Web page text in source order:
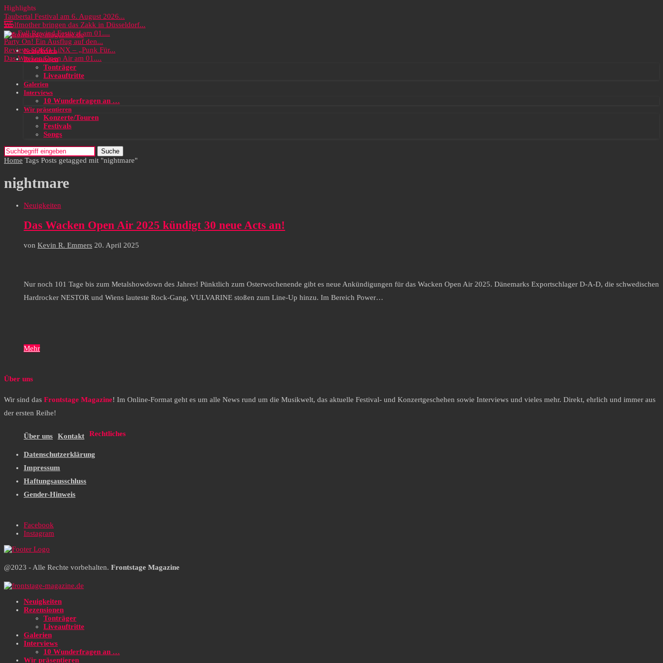
Highlights
Taubertal Festival am 6. August 2026...
Wolfmother bringen das Zakk in Düsseldorf...
Das Full Rewind Festival am 01....
Party On! Ein Ausflug auf den...
Review: SOKO LiNX – „Punk Für...
Das Wacken Open Air am 01....
Neuigkeiten
Rezensionen
Tonträger
Liveauftritte
Galerien
Interviews
10 Wunderfragen an …
Wir präsentieren
Konzerte/Touren
Festivals
Songs
Suche
Home Tags Posts getagged mit "nightmare"
nightmare
Neuigkeiten
Das Wacken Open Air 2025 kündigt 30 neue Acts an!
von Kevin R. Emmers 20. April 2025
Nur noch 101 Tage bis zum Metalshowdown des Jahres! Pünktlich zum Osterwochenende gibt es neue Ankündigungen für das Wacken Open Air 2025. Dänemarks Exportschlager D-A-D, die schwedischen
Hardrocker NESTOR und Wiens lauteste Rock-Gang, VULVARINE stoßen zum Line-Up hinzu. Im Bereich Power…
Mehr
Über uns
Wir sind das Frontstage Magazine! Im Online-Format geht es um alle News rund um die Musikwelt, das aktuelle Festival- und Konzertgeschehen sowie Interviews und vieles mehr. Direkt, ehrlich und immer aus
der ersten Reihe!
Über uns Kontakt Rechtliches
Datenschutzerklärung
Impressum
Haftungsausschluss
Gender-Hinweis
Facebook
Instagram
@2023 - Alle Rechte vorbehalten. Frontstage Magazine
Neuigkeiten
Rezensionen
Tonträger
Liveauftritte
Galerien
Interviews
10 Wunderfragen an …
Wir präsentieren